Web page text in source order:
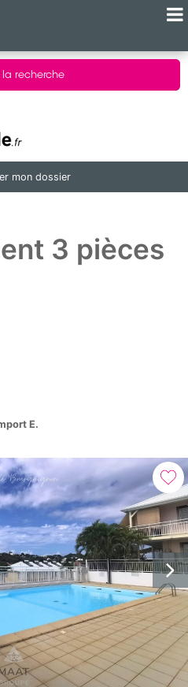
la recherche
mon dossier
3 pièces
E.